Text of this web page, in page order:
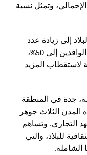
من هذا الإجمالي، وتمثل نسبة
تهدف البلاد إلى زيادة عدد
سكانها إلى 50 مليون نسمة ورفع نسبة الوافدين إلى 50%،
لاستقطاب المزيد
جدة في المنطقة
المدن الثلاث جوهر
التجاري. وتساهم
للبلاد، والتي
الشاملة.